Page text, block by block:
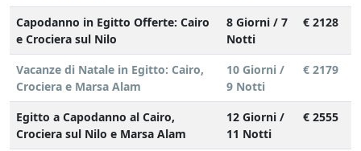
Capodanno in Egitto Offerte: Cairo
e Crociera sul Nilo
8 Giorni / 7
Notti
€ 2128
Vacanze di Natale in Egitto: Cairo,
Crociera e Marsa Alam
10 Giorni /
9 Notti
€ 2179
Egitto a Capodanno al Cairo,
Crociera sul Nilo e Marsa Alam
12 Giorni /
11 Notti
€ 2555